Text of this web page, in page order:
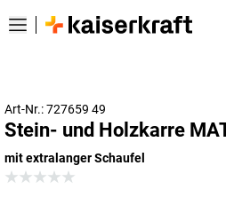
Art-Nr.: 727659 49
Stein- und Holzkarre
mit extralanger Schaufel